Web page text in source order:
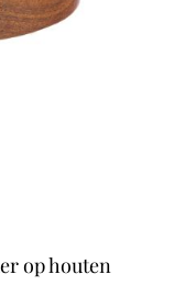
op houten